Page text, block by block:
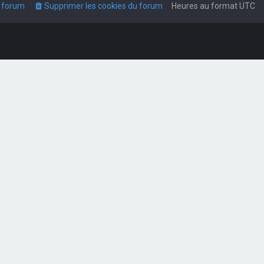
Heures au formatUTC
Supprimer les cookies du forum
forum